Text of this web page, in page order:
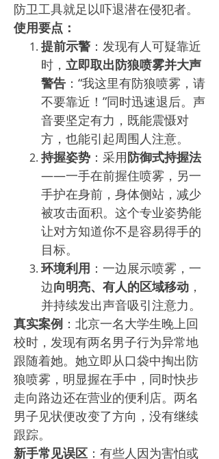
防卫工具就足以吓退潜在侵犯者。
使用要点：
提前示警 ：发现有人可疑靠近
时， 立即取出防狼喷雾并大声
警告 ：“我这里有防狼喷雾，请
不要靠近！”同时迅速退后。声
音要坚定有力，既能震慑对
方，也能引起周围人注意。
持握姿势 ：采用防御式持握法
——一手在前握住喷雾，另一
手护在身前，身体侧站，减少
被攻击面积。这个专业姿势能
让对方知道你不是容易得手的
目标。
环境利用 ：一边展示喷雾，一
边向明亮、有人的区域移动 ，
并持续发出声音吸引注意力。
真实案例 ：北京一名大学生晚上回
校时，发现有两名男子行为异常地
跟随着她。她立即从口袋中掏出防
狼喷雾，明显握在手中，同时快步
走向路边还在营业的便利店。两名
男子见状便改变了方向，没有继续
跟踪。
新手常见误区 ：有些人因为害怕或